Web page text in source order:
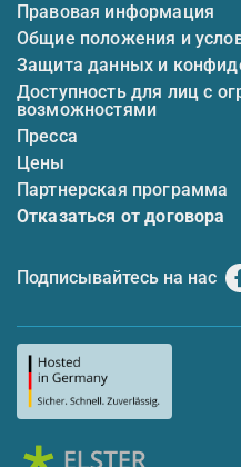
Правовая информация
Общие положения и
Защита данных и
Доступность для лиц с
возможностями
Пресса
Цены
Партнерская программа
Отказаться от договора
Подписывайтесь на нас